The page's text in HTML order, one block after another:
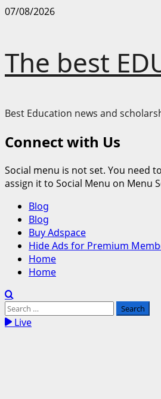
Skip
07/08/2026
The best
Best Education news and
Connect with Us
Social menu is not set. You need
assign it to Social Menu on Menu
Primary
Menu
Blog
Blog
Buy Adspace
Hide Ads for Premium
Home
Home
Search
for:Live